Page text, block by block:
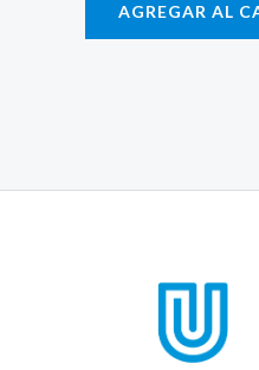
AGREGAR AL